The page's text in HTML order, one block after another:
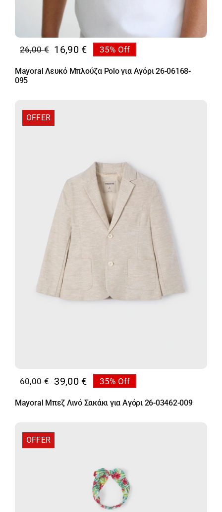
26,00€
Original
price
was:
16,90 €
Η
τρέχουσα
τιμή
35% Off
Mayoral Λευκό Μπλούζα Polo για Αγόρι 26-06168-
095
OFFER
60,00€
Original
price
was:
39,00 €
Η
τρέχουσα
τιμή
39,00 €.
35% Off
Mayoral Μπεζ Λινό Σακάκι για Αγόρι 26-03462-009
OFFER